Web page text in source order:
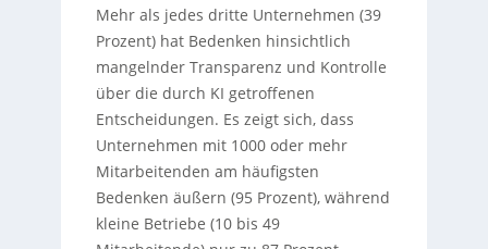
Mehr als jedes dritte Unternehmen (39
Prozent) hat Bedenken hinsichtlich
mangelnder Transparenz und Kontrolle
über die durch KI getroffenen
Entscheidungen. Es zeigt sich, dass
Unternehmen mit 1000 oder mehr
Mitarbeitenden am häufigsten
Bedenken äußern (95 Prozent), während
kleine Betriebe (10 bis 49